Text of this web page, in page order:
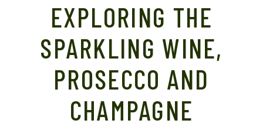
EXPLORING THE
SPARKLING WINE,
PROSECCO AND
CHAMPAGNE